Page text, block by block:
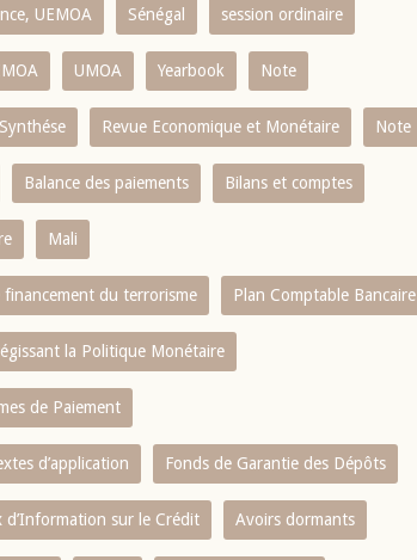
UEMOA Sénégal session ordinaire
UMOA Yearbook Note
Synthése Revue Economique et Monétaire Note
Balance des paiements Bilans et comptes
Mali
du terrorisme Plan Comptable Bancaire
la Politique Monétaire
de Paiement
d’application Fonds de Garantie des Dépôts
d’Information sur le Crédit Avoirs dormants